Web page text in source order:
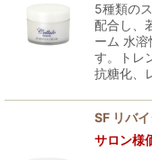
5種類の
配合し、
ーム 水溶
す。トレ
抗糖化、
SF リバ
サロン様